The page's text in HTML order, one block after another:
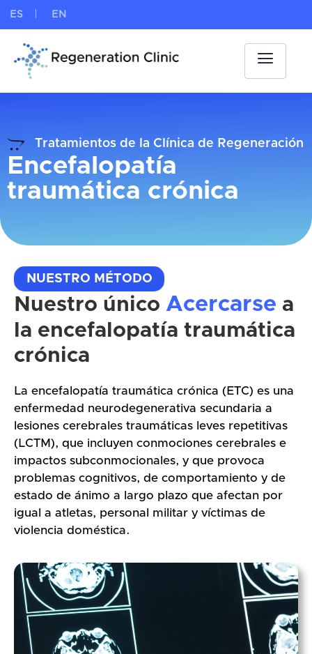
ES EN
Tratamientos de la Clínica de Regeneración
Encefalopatía
traumática crónica
NUESTRO MÉTODO
Nuestro único Acercarse a
la encefalopatía traumática
crónica
La encefalopatía traumática crónica (ETC) es una
enfermedad neurodegenerativa secundaria a
lesiones cerebrales traumáticas leves repetitivas
(LCTM), que incluyen conmociones cerebrales e
impactos subconmocionales, y que provoca
problemas cognitivos, de comportamiento y de
estado de ánimo a largo plazo que afectan por
igual a atletas, personal militar y víctimas de
violencia doméstica.